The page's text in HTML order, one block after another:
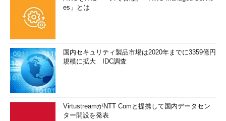
es」とは
国内セキュリティ製品市場は2020年までに3359億円
規模に拡大 IDC調査
VirtustreamがNTT Comと提携して国内データセン
ター開設を発表